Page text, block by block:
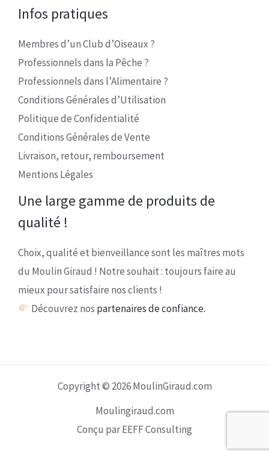
Infos pratiques
Membres d’un Club d’Oiseaux ?
Professionnels dans la Pêche ?
Professionnels dans l’Alimentaire ?
Conditions Générales d’Utilisation
Politique de Confidentialité
Conditions Générales de Vente
Livraison, retour, remboursement
Mentions Légales
Une large gamme de produits de
qualité !
Choix, qualité et bienveillance sont les maîtres mots
du Moulin Giraud ! Notre souhait : toujours faire au
mieux pour satisfaire nos clients !
Découvrez nos partenaires de confiance.
Copyright © 2026 MoulinGiraud.com
Moulingiraud.com
Conçu par EEFF Consulting